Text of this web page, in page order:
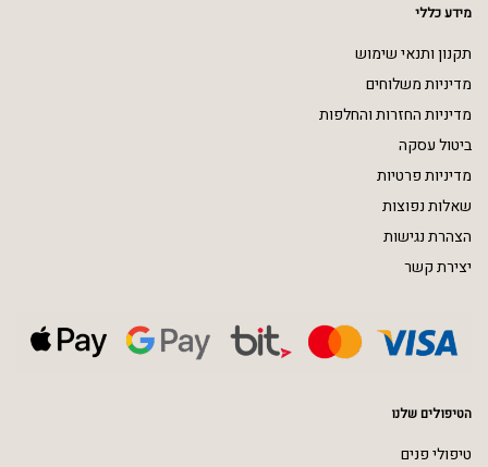
מידע כללי
תקנון ותנאי שימוש
מדיניות משלוחים
מדיניות החזרות והחלפות
ביטול עסקה
מדיניות פרטיות
שאלות נפוצות
הצהרת נגישות
יצירת קשר
הטיפולים שלנו
טיפולי פנים